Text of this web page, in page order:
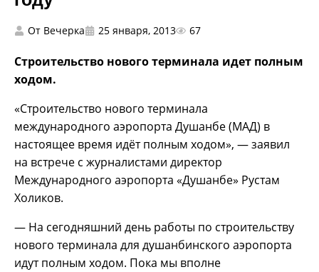
От Вечерка 25 января, 2013 67
Строительство нового терминала идет полным
ходом.
«Строительство нового терминала
международного аэропорта Душанбе (МАД) в
настоящее время идёт полным ходом», — заявил
на встрече с журналистами директор
Международного аэропорта «Душанбе» Рустам
Холиков.
— На сегодняшний день работы по строительству
нового терминала для душанбинского аэропорта
идут полным ходом. Пока мы вполне